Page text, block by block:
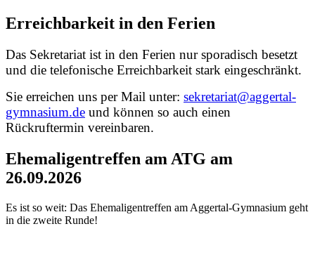
Erreichbarkeit in den Ferien
Das Sekretariat ist in den Ferien nur sporadisch besetzt
und die telefonische Erreichbarkeit stark eingeschränkt.
Sie erreichen uns per Mail unter: sekretariat@aggertal-
gymnasium.de und können so auch einen
Rückruftermin vereinbaren.
Ehemaligentreffen am ATG am
26.09.2026
Es ist so weit: Das Ehemaligentreffen am Aggertal-Gymnasium geht
in die zweite Runde!